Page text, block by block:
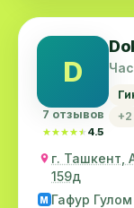
D
7 отзывов
★★★★★
★★★★★ 4.5
+2
г. Ташкент,
159д
M Гафур Гулом